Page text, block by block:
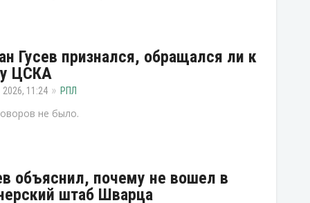
Гусев признался, обращался ли к
ЦСКА
11:24 РПЛ
не было.
объяснил, почему не вошел в
штаб Шварца